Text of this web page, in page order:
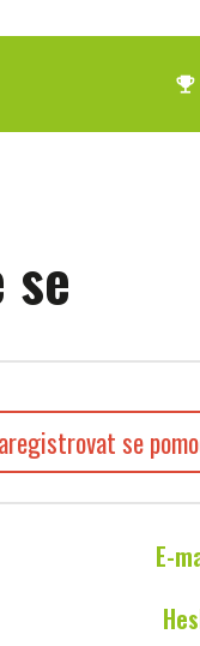
emoji_events
se
E-